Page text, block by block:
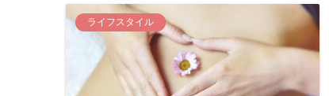
ライフスタイル